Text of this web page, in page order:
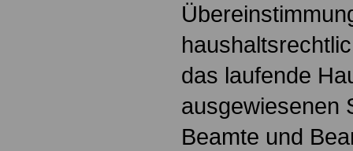
das laufende
ausgewiesenen
Beamte und